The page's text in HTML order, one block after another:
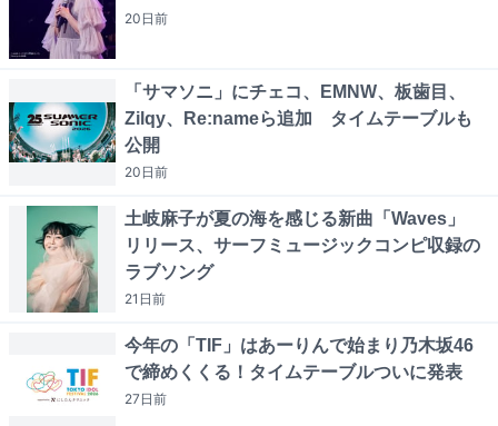
20日前
「サマソニ」にチェコ、EMNW、板歯目、
Zilqy、Re:nameら追加 タイムテーブルも
公開
20日前
土岐麻子が夏の海を感じる新曲「Waves」
リリース、サーフミュージックコンピ収録の
ラブソング
21日前
今年の「TIF」はあーりんで始まり乃木坂46
で締めくくる！タイムテーブルついに発表
27日前